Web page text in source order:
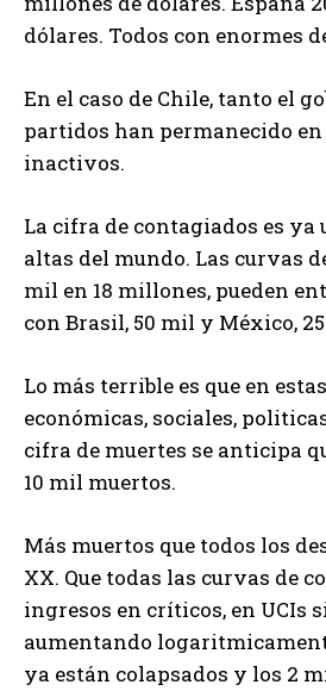
dólares. Todos con enormes
En el caso de Chile, tanto el
partidos han permanecido
inactivos.
La cifra de contagiados es ya
altas del mundo. Las curvas
mil en 18 millones, pueden
con Brasil, 50 mil y México,
Lo más terrible es que en
económicas, sociales,
cifra de muertes se anticipa
10 mil muertos.
Más muertos que todos los
XX. Que todas las curvas de
ingresos en críticos, en UCIs
aumentando
ya están colapsados y los 2